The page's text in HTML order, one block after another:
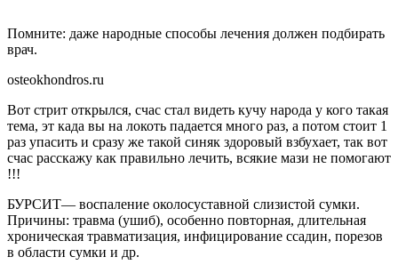
Помните: даже народные способы лечения должен подбирать
врач.
osteokhondros.ru
Вот стрит открылся, счас стал видеть кучу народа у кого такая
тема, эт када вы на локоть падается много раз, а потом стоит 1
раз упасить и сразу же такой синяк здоровый взбухает, так вот
счас расскажу как правильно лечить, всякие мази не помогают
!!!
БУРСИТ— воспаление околосуставной слизистой сумки.
Причины: травма (ушиб), особенно повторная, длительная
хроническая травматизация, инфицирование ссадин, порезов
в области сумки и др.